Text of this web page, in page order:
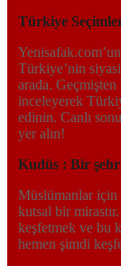
Türkiye
Türkiye’nin
arada.
inceleyerek
edinin. Canlı
yer alın!
Kudüs : Bir
Müslümanlar için
kutsal bir
keşfetmek ve bu
hemen şimdi